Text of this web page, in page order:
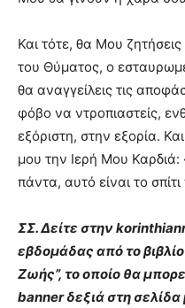
Και τότε, θα Μου
του Θύματος, ο
θα αναγγείλεις τις
φόβο να ντροπιαστείς,
εξόριστη, στην εξορία.
μου την Ιερή Μου Καρδιά:
πάντα, αυτό είναι το
ΣΣ. Δείτε στην
εβδομάδας από το
Ζωής”, το οποίο θα
banner δεξιά στη